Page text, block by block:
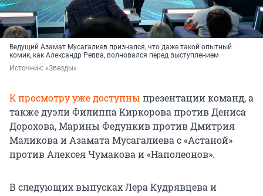
Ведущий Азамат Мусагалиев признался, что даже такой опытный
комик, как Александр Ревва, волновался перед выступлением
Источник: «Звезды»
К просмотру уже доступныпрезентации команд, а
также дуэли Филиппа Киркорова против Дениса
Дорохова, Марины Федункив против Дмитрия
Маликова и Азамата Мусагалиева с «Астаной»
против Алексея Чумакова и «Наполеонов».
В следующих выпусках Лера Кудрявцева и